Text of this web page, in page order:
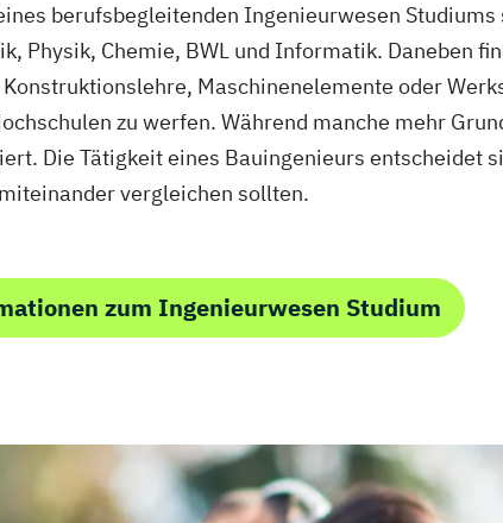
berufsbegleitenden Ingenieurwesen
Physik, Chemie, BWL und Informatik. Daneben
Maschinenelemente oder
zu werfen. Während manche mehr
Die Tätigkeit eines Bauingenieurs entscheidet
vergleichen sollten.
zum Ingenieurwesen Studium